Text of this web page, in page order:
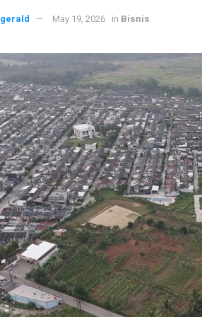
gerald May 19, 2026 in Bisnis